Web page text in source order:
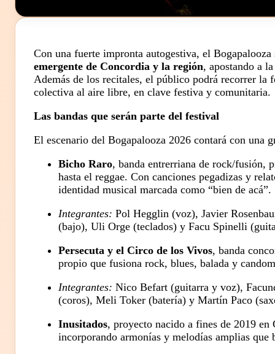
Con una fuerte impronta autogestiva, el
emergente de Concordia y la región, apostando a
Además de los recitales, el público podrá recorrer la
colectiva al aire libre, en clave festiva y comunitaria.
Las bandas que serán parte del festival
El escenario del Bogapalooza 2026 contará con una
Bicho Raro, banda entrerriana de rock/fusión,
hasta el reggae. Con canciones pegadizas y
identidad musical marcada como “bien de acá”.
Integrantes: Pol Hegglin (voz), Javier
(bajo), Uli Orge (teclados) y Facu Spinelli
Persecuta y el Circo de los Vivos, banda
propio que fusiona rock, blues, balada y
Integrantes: Nico Befart (guitarra y voz),
(coros), Meli Toker (batería) y Martín Paco
Inusitados, proyecto nacido a fines de 2019
incorporando armonías y melodías amplias que